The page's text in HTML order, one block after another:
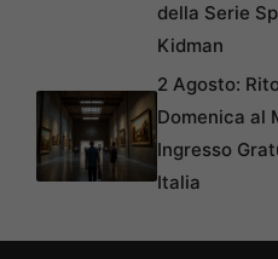
della Serie
Kidman
2 Agosto:
Domenica al
Ingresso
Italia